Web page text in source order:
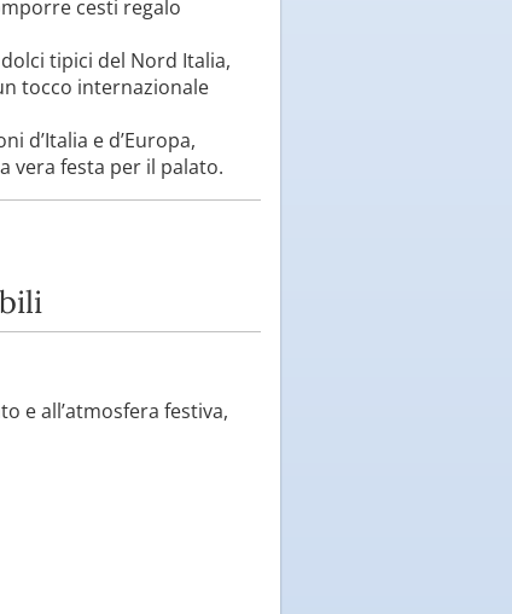
cesti regalo
tipici del Nord Italia,
tocco internazionale
d’Italia e d’Europa,
vera festa per il palato.
e all’atmosfera festiva,